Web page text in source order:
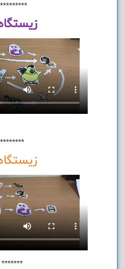
زیستگاه
********
زیستگاه
*******